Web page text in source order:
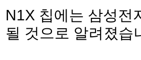
N1X 칩에는 삼성전
될 것으로 알려졌습